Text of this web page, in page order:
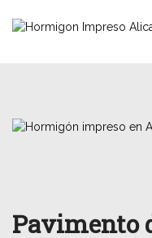
Pavimento